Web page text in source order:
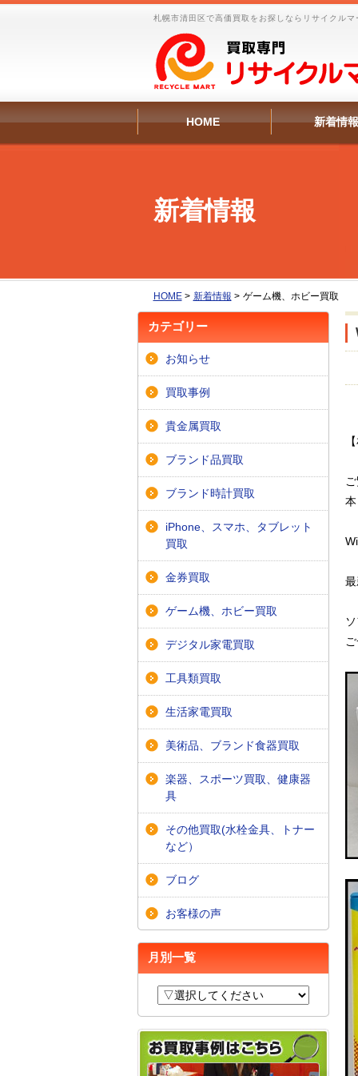
札幌市清田区で高価買取をお探しならリサイクル
HOME 新着情報
新着情報
HOME> 新着情報 > ゲーム機、ホビー買取
カテゴリー
お知らせ
買取事例
貴金属買取
ブランド品買取
ブランド時計買取
iPhone、スマホ、タブレット
買取
金券買取
ゲーム機、ホビー買取
デジタル家電買取
工具類買取
生活家電買取
美術品、ブランド食器買取
楽器、スポーツ買取、健康器
具
その他買取(水栓金具、トナー
など）
ブログ
お客様の声
月別一覧